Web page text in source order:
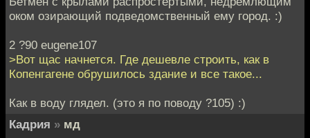
оком озирающий подведомственный ему город. :)
2 ?90 eugene107
>Вот щас начнется. Где дешевле строить, как в
Копенгагене обрушилось здание и все такое...
Как в воду глядел. (это я по поводу ?105) :)
Кадрия » мд